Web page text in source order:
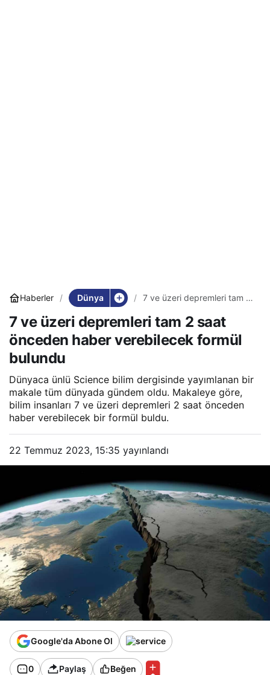
Haberler Dünya
7 ve üzeri depremleri tam 2
verebilecek formül bulundu
7 ve üzeri depremleri tam 2 saat
önceden haber verebilecek formül
bulundu
Dünyaca ünlü Science bilim dergisinde yayımlanan bir
makale tüm dünyada gündem oldu. Makaleye göre,
bilim insanları 7 ve üzeri depremleri 2 saat önceden
haber verebilecek bir formül buldu.
22 Temmuz 2023, 15:35 yayınlandı
Google'da Abone Ol
0 Paylaş Beğen